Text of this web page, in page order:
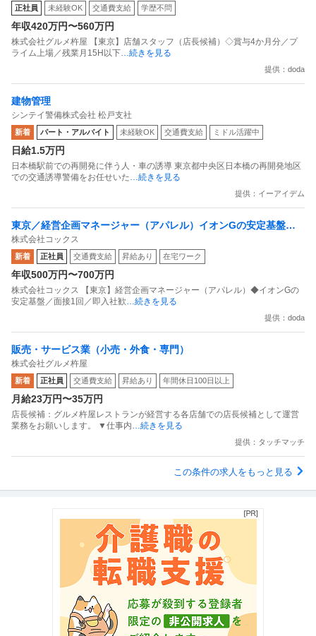
正社員 未経験OK 交通費支給 学歴不問
年収420万円〜560万円
株式会社グルメ杵屋 【東京】店舗スタッフ（店長候補）◇賞与4か月分／プ
ライム上場／残業月15H以下 …続きを見る
提供：doda
建物管理
シンテイ警備株式会社 松戸支社
新着 パート・アルバイト 未経験OK 交通費支給 ミドル活躍中
日給1.5万円
日本橋駅前での再開発に伴う人・車の誘導 東京都中央区日本橋の再開発地区
での交通誘導警備をお任せいた …続きを見る
提供：イーアイデム
東京／経営企画マネージャー（アパレル）イオンGの安定基盤／
面接1回／即入社歓迎
株式会社コックス
新着 正社員 交通費支給 昇給あり 在宅ワーク
年収500万円〜700万円
株式会社コックス 【東京】経営企画マネージャー（アパレル）◆イオンGの
安定基盤／面接1回／即入社歓 …続きを見る
提供：doda
販売・サービス業（小売・外食・専門）
株式会社グルメ杵屋
新着 正社員 交通費支給 昇給あり 年間休日100日以上
月給23万円〜35万円
店長候補：グルメ杵屋レストランが経営する各店舗での店長候補として運営
業務をお願いします。 ▼仕事内 …続きを見る
提供：タッチマッチ
この条件の求人をもっと見る